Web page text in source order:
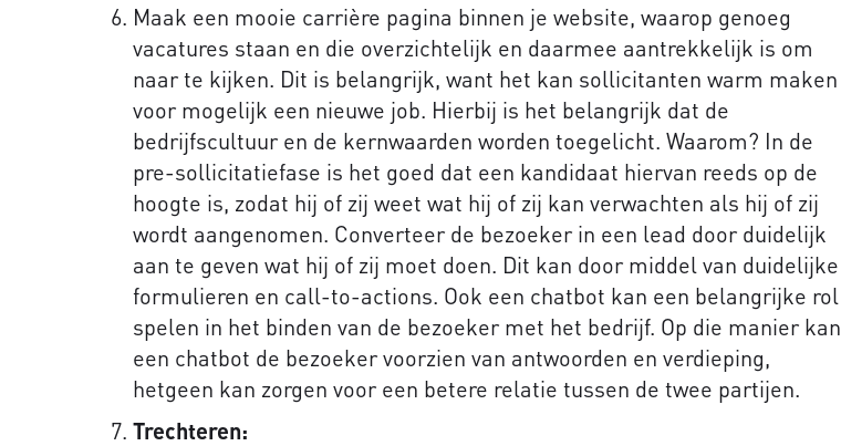
Maak een mooie carrière pagina binnen je website, waarop genoeg
vacatures staan en die overzichtelijk en daarmee aantrekkelijk is om
naar te kijken. Dit is belangrijk, want het kan sollicitanten warm maken
voor mogelijk een nieuwe job. Hierbij is het belangrijk dat de
bedrijfscultuur en de kernwaarden worden toegelicht. Waarom? In de
pre-sollicitatiefase is het goed dat een kandidaat hiervan reeds op de
hoogte is, zodat hij of zij weet wat hij of zij kan verwachten als hij of zij
wordt aangenomen. Converteer de bezoeker in een lead door duidelijk
aan te geven wat hij of zij moet doen. Dit kan door middel van duidelijke
formulieren en call-to-actions. Ook een chatbot kan een belangrijke rol
spelen in het binden van de bezoeker met het bedrijf. Op die manier kan
een chatbot de bezoeker voorzien van antwoorden en verdieping,
hetgeen kan zorgen voor een betere relatie tussen de twee partijen.
Trechteren: